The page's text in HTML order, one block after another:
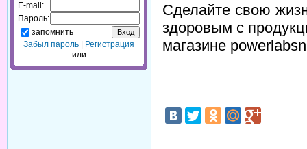
E-mail:
Пароль:
запомнить
Забыл пароль
Регистрация
или
Сделайте свою
здоровым с
магазине